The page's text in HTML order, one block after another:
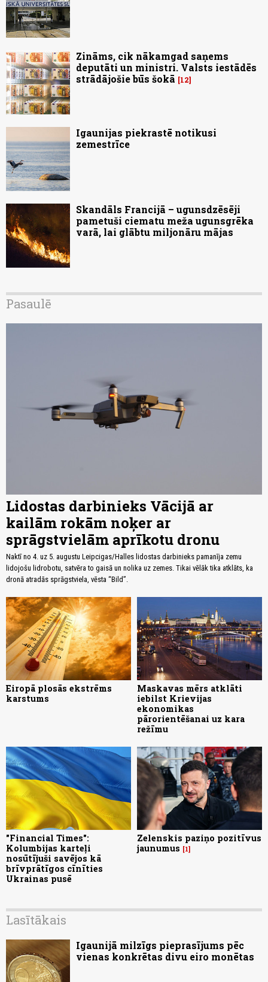
Zināms, cik nākamgad saņems
deputāti un ministri. Valsts iestādēs
strādājošie būs šokā
12
Igaunijas piekrastē notikusi
zemestrīce
Skandāls Francijā – ugunsdzēsēji
pametuši ciematu meža ugunsgrēka
varā, lai glābtu miljonāru mājas
Pasaulē
Lidostas darbinieks Vācijā ar
kailām rokām noķer ar
sprāgstvielām aprīkotu dronu
Naktī no 4. uz 5. augustu Leipcigas/Halles lidostas darbinieks pamanīja zemu
lidojošu lidrobotu, satvēra to gaisā un nolika uz zemes. Tikai vēlāk tika atklāts, ka
dronā atradās sprāgstviela, vēsta “Bild”.
Eiropā plosās ekstrēms
karstums
Maskavas mērs atklāti
iebilst Krievijas
ekonomikas
pārorientēšanai uz kara
režīmu
"Financial Times":
Kolumbijas karteļi
nosūtījuši savējos kā
brīvprātīgos cīnīties
Ukrainas pusē
Zelenskis paziņo pozitīvus
jaunumus
1
Lasītākais
Igaunijā milzīgs pieprasījums pēc
vienas konkrētas divu eiro monētas